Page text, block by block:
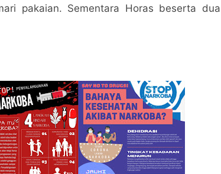
pakaian. Sementara Horas beserta dua